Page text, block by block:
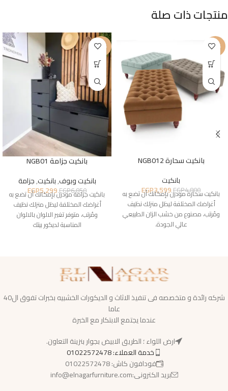
منتجات ذات صلة
-25%
بانكيت سحارة NGB012
بانكيت
EGP4,800
EGP3,599
بانكيت سحارة مودرن بإمكانك أن تضع به
أغراضك المختلفة ليظل منزلك نظيف
ومُرتب، مصنوع من خشب الزان الطبيعي
عالي الجودة.
-23%
بانكيت جزامة NGB01
بانكيت وبوف,بانكيت,جزامة
EGP6,850
EGP5,299
بانكيت جزامة مودرن بإمكانك أن تضع به
أغراضك المختلفة ليظل منزلك نظيف
ومُرتب، متوفر تغير الالوان بالالوان
المناسبة لديكور بيتك
شركه رائدة و متخصصه فى تنفيذ الاثاث و الديكورات الخشبيه بخبرات تفوق ال40
عاما
عندما يجتمع الابتكار مع الخبرة
ارض اللواء ؛ الطريق الابيض بجوار بنزينة التعاون.
خدمة العملاء: 01022572478
فودافون كاش: 01022572478
بريد الكترونى:info@elnagarfurniture.com